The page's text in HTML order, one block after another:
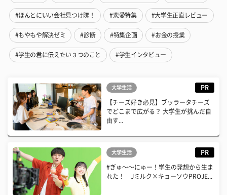
#ほんとにいい会社見つけ隊！ #恋愛特集 #大学生正直レビュー
#もやもや解決ゼミ #診断 #特集企画 #お金の授業
#学生の君に伝えたい３つのこと #学生インタビュー
大学生活 PR
【チーズ好き必見】ブッラータチーズ
でどこまで広がる？ 大学生が挑んだ自
由す...
大学生活 PR
#ぎゅ〜〜にゅー！学生の発想から生ま
れた！ Jミルク×キョーソウPROJE...